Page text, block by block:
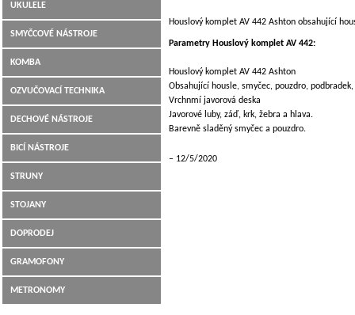
Houslový komplet AV 442 Ashton obsahující
Parametry Houslový komplet AV 442:
Houslový komplet AV 442 Ashton
Obsahující housle, smyčec, pouzdro,
Vrchnmí javorová deska
Javorové luby, záď, krk, žebra a hlava.
Barevně sladěný smyčec a pouzdro.
12/5/2020
UKULELE
SMYČCOVÉ NÁSTROJE
KOMBA
OZVUČOVACÍ TECHNIKA
DECHOVÉ NÁSTROJE
BICÍ NÁSTROJE
STRUNY
STOJANY
DOPRODEJ
GRAMOFONY
METRONOMY